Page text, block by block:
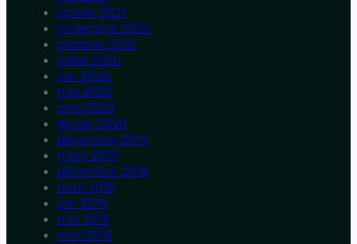
janvier 2021
novembre 2020
octobre 2020
juillet 2020
juin 2020
mai 2020
avril 2020
février 2020
décembre 2019
mars 2019
décembre 2018
août 2018
juin 2018
mai 2018
avril 2018